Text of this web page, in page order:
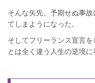
そんな矢先、予期せぬ事
てしまようになった。
そしてフリーランス宣言
とは全く違う人生の逆境に